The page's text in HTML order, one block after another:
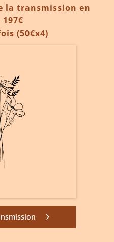
la transmission en
(50€x4)